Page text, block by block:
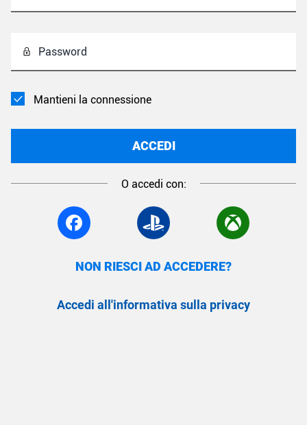
Password
Mantieni la connessione
ACCEDI
O accedi con:
NON RIESCI AD ACCEDERE?
Accedi all'informativa sulla privacy